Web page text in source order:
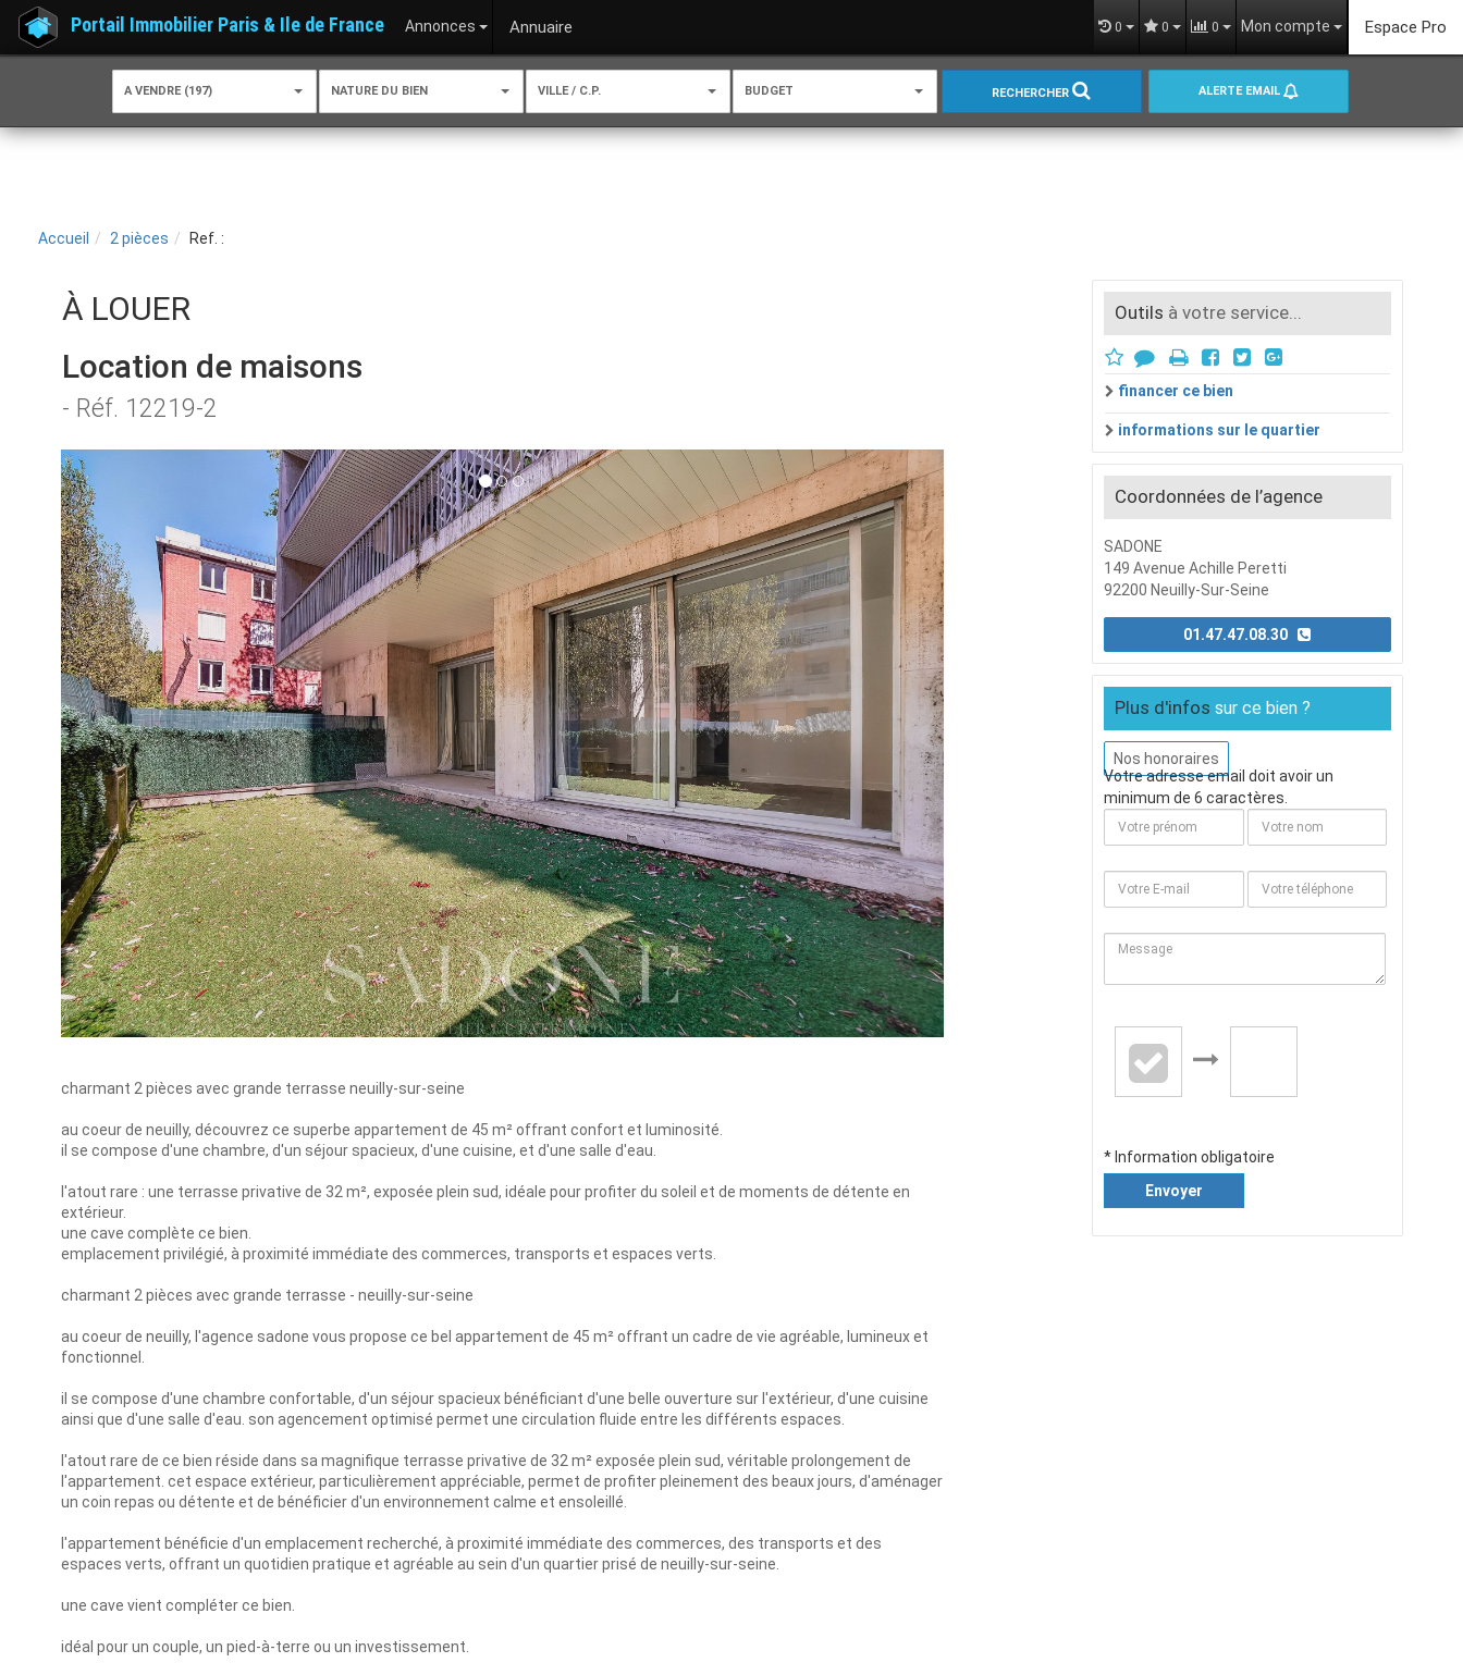
Portail Immobilier Paris & Ile de France Annonces Annuaire 0 0 0 Mon compte Espace Pro
A VENDRE (197) NATURE DU BIEN VILLE / C.P. BUDGET RECHERCHER ALERTE EMAIL
Accueil 2 pièces Ref. :
À LOUER
Location de maisons
- Réf. 12219-2
charmant 2 pièces avec grande terrasse neuilly-sur-seine
au coeur de neuilly, découvrez ce superbe appartement de 45 m² offrant confort et luminosité.
il se compose d'une chambre, d'un séjour spacieux, d'une cuisine, et d'une salle d'eau.
l'atout rare : une terrasse privative de 32 m², exposée plein sud, idéale pour profiter du soleil et de moments de détente en
extérieur.
une cave complète ce bien.
emplacement privilégié, à proximité immédiate des commerces, transports et espaces verts.
charmant 2 pièces avec grande terrasse - neuilly-sur-seine
au coeur de neuilly, l'agence sadone vous propose ce bel appartement de 45 m² offrant un cadre de vie agréable, lumineux et
fonctionnel.
il se compose d'une chambre confortable, d'un séjour spacieux bénéficiant d'une belle ouverture sur l'extérieur, d'une cuisine
ainsi que d'une salle d'eau. son agencement optimisé permet une circulation fluide entre les différents espaces.
l'atout rare de ce bien réside dans sa magnifique terrasse privative de 32 m² exposée plein sud, véritable prolongement de
l'appartement. cet espace extérieur, particulièrement appréciable, permet de profiter pleinement des beaux jours, d'aménager
un coin repas ou détente et de bénéficier d'un environnement calme et ensoleillé.
l'appartement bénéficie d'un emplacement recherché, à proximité immédiate des commerces, des transports et des
espaces verts, offrant un quotidien pratique et agréable au sein d'un quartier prisé de neuilly-sur-seine.
une cave vient compléter ce bien.
idéal pour un couple, un pied-à-terre ou un investissement.
Outils à votre service...
financer ce bien
informations sur le quartier
Coordonnées de l’agence
SADONE
149 Avenue Achille Peretti
92200 Neuilly-Sur-Seine
01.47.47.08.30
Plus d'infos sur ce bien ?
Nos honoraires
Votre adresse email doit avoir un
minimum de 6 caractères.
* Information obligatoire
Envoyer